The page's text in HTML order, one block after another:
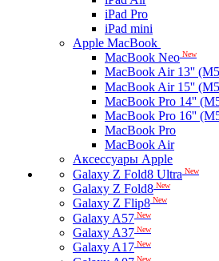
iPad Pro
iPad mini
Apple MacBook
MacBook Neo New
MacBook Air 13''
MacBook Air 15''
MacBook Pro 14''
MacBook Pro 16''
MacBook Pro
MacBook Air
Аксессуары Apple
Galaxy Z Fold8 Ultra New
Galaxy Z Fold8 New
Galaxy Z Flip8 New
Galaxy A57 New
Galaxy A37 New
Galaxy A17 New
New